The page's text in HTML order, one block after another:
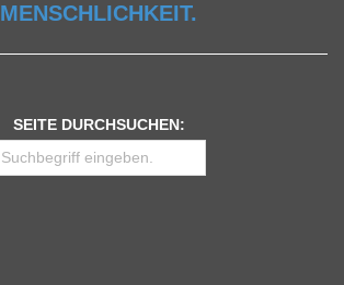
MENSCHLICHKEIT.
SEITE DURCHSUCHEN: